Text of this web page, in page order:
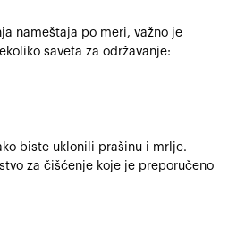
nameštaja po meri, važno je
saveta za održavanje:
biste uklonili prašinu i mrlje.
za čišćenje koje je preporučeno